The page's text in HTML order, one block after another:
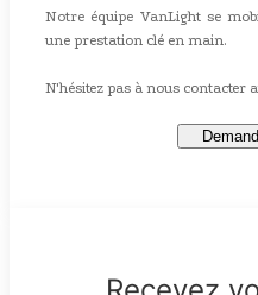
Notre équipe VanLight se
une prestation clé en main.
N'hésitez pas à nous contacter